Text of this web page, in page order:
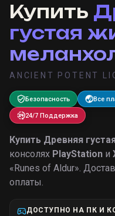
Купить
густая
ANCIENT POTENT
Безопасность Все
24/7 Поддержка
Купить Древняя
консолях PlayStation и
«Runes of Aldur».
оплаты.
ДОСТУПНО НА ПК И